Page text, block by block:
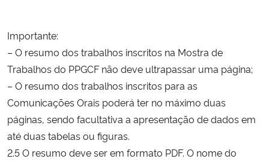
Importante:
– O resumo dos trabalhos inscritos na Mostra de
Trabalhos do PPGCF não deve ultrapassar uma página;
– O resumo dos trabalhos inscritos para as
Comunicações Orais poderá ter no máximo duas
páginas, sendo facultativa a apresentação de dados em
até duas tabelas ou figuras.
2.5 O resumo deve ser em formato PDF. O nome do